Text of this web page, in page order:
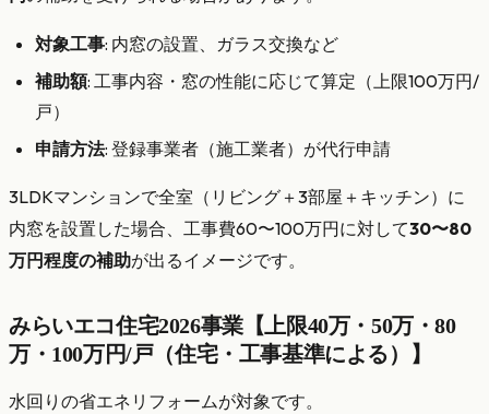
対象工事: 内窓の設置、ガラス交換など
補助額: 工事内容・窓の性能に応じて算定（上限100万円/
戸）
申請方法: 登録事業者（施工業者）が代行申請
3LDKマンションで全室（リビング＋3部屋＋キッチン）に
内窓を設置した場合、工事費60〜100万円に対して30〜80
万円程度の補助が出るイメージです。
みらいエコ住宅2026事業【上限40万・50万・80
万・100万円/戸（住宅・工事基準による）】
水回りの省エネリフォームが対象です。